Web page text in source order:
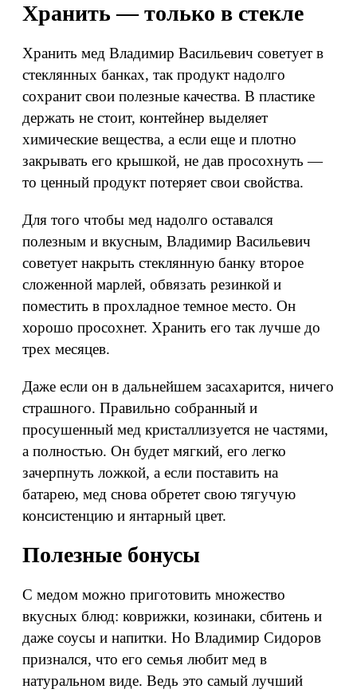
Хранить — только в стекле
Хранить мед Владимир Васильевич советует в
стеклянных банках, так продукт надолго
сохранит свои полезные качества. В пластике
держать не стоит, контейнер выделяет
химические вещества, а если еще и плотно
закрывать его крышкой, не дав просохнуть —
то ценный продукт потеряет свои свойства.
Для того чтобы мед надолго оставался
полезным и вкусным, Владимир Васильевич
советует накрыть стеклянную банку второе
сложенной марлей, обвязать резинкой и
поместить в прохладное темное место. Он
хорошо просохнет. Хранить его так лучше до
трех месяцев.
Даже если он в дальнейшем засахарится, ничего
страшного. Правильно собранный и
просушенный мед кристаллизуется не частями,
а полностью. Он будет мягкий, его легко
зачерпнуть ложкой, а если поставить на
батарею, мед снова обретет свою тягучую
консистенцию и янтарный цвет.
Полезные бонусы
С медом можно приготовить множество
вкусных блюд: коврижки, козинаки, сбитень и
даже соусы и напитки. Но Владимир Сидоров
признался, что его семья любит мед в
натуральном виде. Ведь это самый лучший